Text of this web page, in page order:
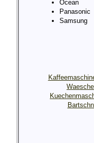
Ocean
Panasonic
Samsung